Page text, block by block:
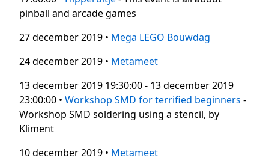
pinball and arcade games
27 december 2019 • Mega LEGO Bouwdag
24 december 2019 • Metameet
13 december 2019 19:30:00 - 13 december 2019
23:00:00 • Workshop SMD for terrified beginners -
Workshop SMD soldering using a stencil, by
Kliment
10 december 2019 • Metameet